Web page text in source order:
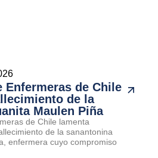
Enfermeras de Chile
de la
Maulen Piña
de Chile lamenta
de la sanantonina
enfermera cuyo compromiso